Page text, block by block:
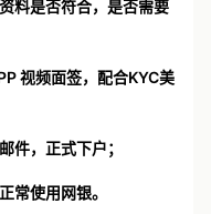
料是否符合，是否需要
视频面签，配合KYC美
件，正式下户；
使用网银。